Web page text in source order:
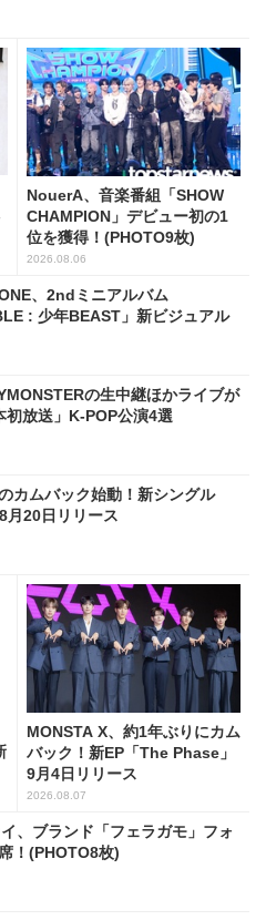
NouerA、音楽番組「SHOW
CHAMPION」デビュー初の1
位を獲得！(PHOTO9枚)
2026.08.06
、2ndミニアルバム
: 少年BEAST」新ビジュアル
の生中継ほかライブが
初放送」K-POP公演4選
カムバック始動！新シングル
月20日リリース
MONSTA X、約1年ぶりにカム
バック！新EP「The Phase」
9月4日リリース
2026.08.07
、ブランド「フェラガモ」フォ
！(PHOTO8枚)